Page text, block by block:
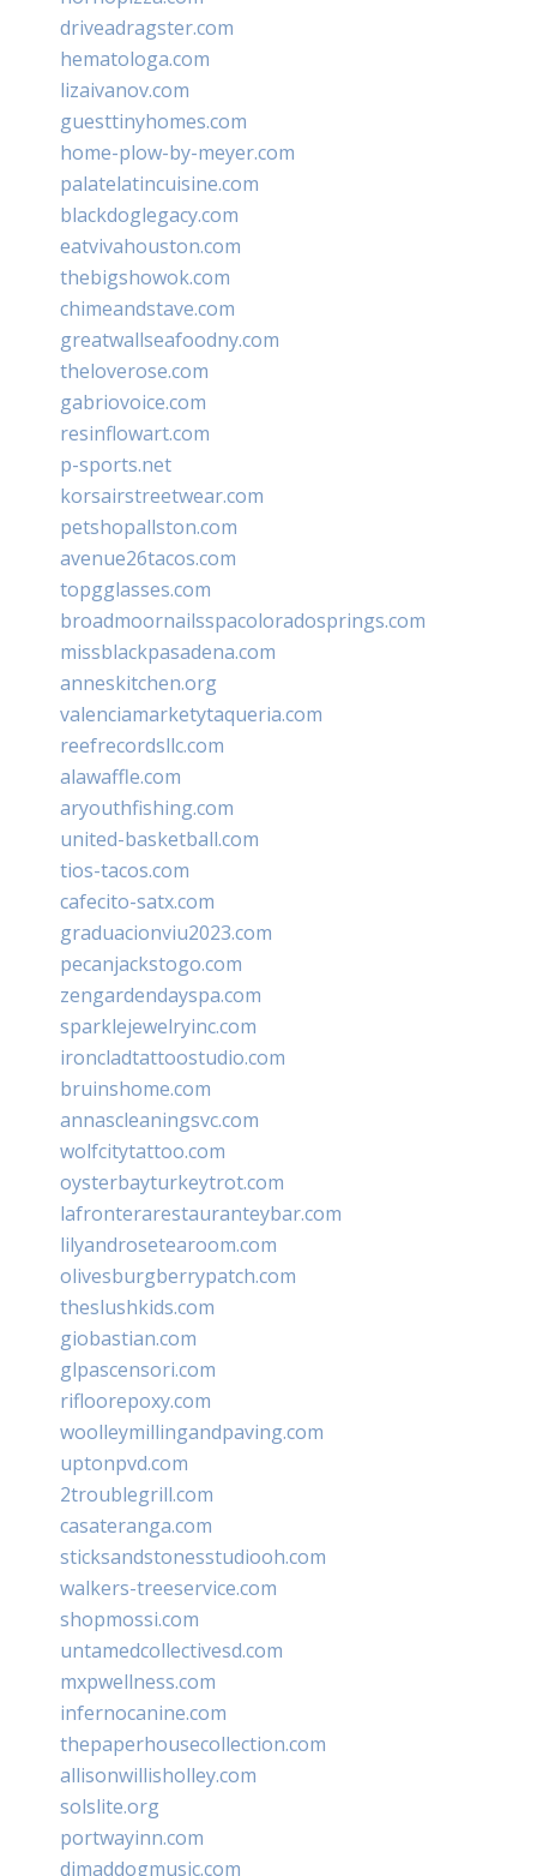
driveadragster.com
hematologa.com
lizaivanov.com
guesttinyhomes.com
home-plow-by-meyer.com
palatelatincuisine.com
blackdoglegacy.com
eatvivahouston.com
thebigshowok.com
chimeandstave.com
greatwallseafoodny.com
theloverose.com
gabriovoice.com
resinflowart.com
p-sports.net
korsairstreetwear.com
petshopallston.com
avenue26tacos.com
topgglasses.com
broadmoornailsspacoloradosprings.com
missblackpasadena.com
anneskitchen.org
valenciamarketytaqueria.com
reefrecordsllc.com
alawaffle.com
aryouthfishing.com
united-basketball.com
tios-tacos.com
cafecito-satx.com
graduacionviu2023.com
pecanjackstogo.com
zengardendayspa.com
sparklejewelryinc.com
ironcladtattoostudio.com
bruinshome.com
annascleaningsvc.com
wolfcitytattoo.com
oysterbayturkeytrot.com
lafronterarestauranteybar.com
lilyandrosetearoom.com
olivesburgberrypatch.com
theslushkids.com
giobastian.com
glpascensori.com
rifloorepoxy.com
woolleymillingandpaving.com
uptonpvd.com
2troublegrill.com
casateranga.com
sticksandstonesstudiooh.com
walkers-treeservice.com
shopmossi.com
untamedcollectivesd.com
mxpwellness.com
infernocanine.com
thepaperhousecollection.com
allisonwillisholley.com
solslite.org
portwayinn.com
djmaddogmusic.com